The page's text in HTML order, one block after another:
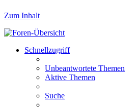
Zum Inhalt
Schnellzugriff
Unbeantwortete Themen
Aktive Themen
Suche